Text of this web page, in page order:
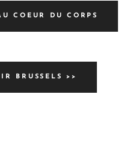
COEUR DU CORPS
BRUSSELS >>